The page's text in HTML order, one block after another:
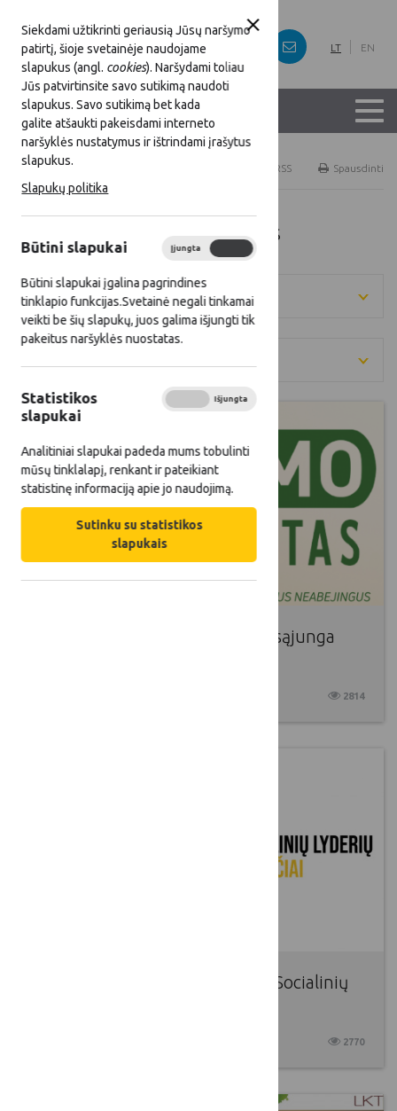
Siekdami užtikrinti geriausią Jūsų naršymo
patirtį, šioje svetainėje naudojame
slapukus (angl. cookies). Naršydami toliau
Jūs patvirtinsite savo sutikimą naudoti
slapukus. Savo sutikimą bet kada
galite atšaukti pakeisdami interneto
naršyklės nustatymus ir ištrindami įrašytus
slapukus.
Slapukų politika
Būtini slapukai Įjungta
Būtini slapukai įgalina pagrindines
tinklapio funkcijas.Svetainė negali tinkamai
veikti be šių slapukų, juos galima išjungti tik
pakeitus naršyklės nuostatas.
Statistikos
slapukai
Išjungta
Analitiniai slapukai padeda mums tobulinti
mūsų tinklalapį, renkant ir pateikiant
statistinę informaciją apie jo naudojimą.
Sutinku su statistikos
slapukais
LT EN
Titulinis Spausdinti
RSS
LKT narių projektų naujienos
Metai
Lietuvos kaimo bendruomenių sąjunga
2814
VšĮ Geri norai kviečia dalyvauti Socialinių
2770